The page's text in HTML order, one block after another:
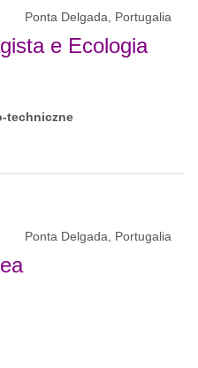
Ponta Delgada, Portugalia
e Ecologia
techniczne
Ponta Delgada, Portugalia